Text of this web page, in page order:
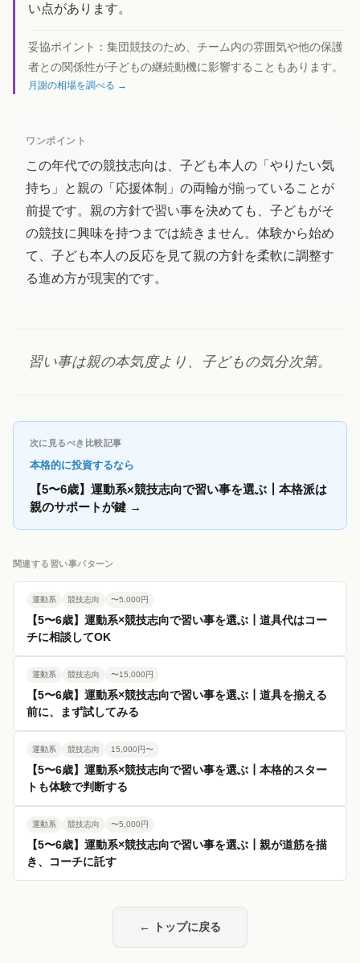
い点があります。
妥協ポイント： 集団競技のため、チーム内の雰囲気や他の保護
者との関係性が子どもの継続動機に影響することもあります。
月謝の相場を調べる →
ワンポイント
この年代での競技志向は、子ども本人の「やりたい気
持ち」と親の「応援体制」の両輪が揃っていることが
前提です。親の方針で習い事を決めても、子どもがそ
の競技に興味を持つまでは続きません。体験から始め
て、子ども本人の反応を見て親の方針を柔軟に調整す
る進め方が現実的です。
習い事は親の本気度より、子どもの気分次第。
次に見るべき比較記事
本格的に投資するなら
【5〜6歳】運動系×競技志向で習い事を選ぶ┃本格派は
親のサポートが鍵 →
関連する習い事パターン
運動系 競技志向 〜5,000円
【5〜6歳】運動系×競技志向で習い事を選ぶ┃道具代はコー
チに相談してOK
運動系 競技志向 〜15,000円
【5〜6歳】運動系×競技志向で習い事を選ぶ┃道具を揃える
前に、まず試してみる
運動系 競技志向 15,000円〜
【5〜6歳】運動系×競技志向で習い事を選ぶ┃本格的スター
トも体験で判断する
運動系 競技志向 〜5,000円
【5〜6歳】運動系×競技志向で習い事を選ぶ┃親が道筋を描
き、コーチに託す
← トップに戻る